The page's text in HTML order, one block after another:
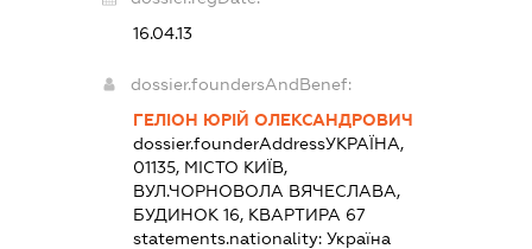
16.04.13
dossier.foundersAndBenef:
ГЕЛІОН ЮРІЙ ОЛЕКСАНДРОВИЧ
dossier.founderAddressУКРАЇНА,
01135, МІСТО КИЇВ,
ВУЛ.ЧОРНОВОЛА ВЯЧЕСЛАВА,
БУДИНОК 16, КВАРТИРА 67
statements.nationality: Україна